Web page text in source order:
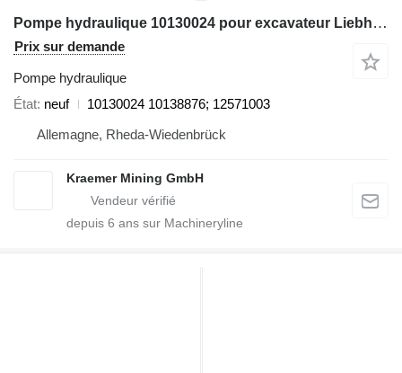
Pompe hydraulique 10130024 pour excavateur Liebherr R9100; R9150
Prix sur demande
Pompe hydraulique
État neuf
10130024 10138876; 12571003
Allemagne, Rheda-Wiedenbrück
Kraemer Mining GmbH
depuis 6 ans sur Machineryline